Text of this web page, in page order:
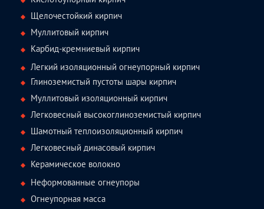
Щелочестойкий кирпич
Муллитовый кирпич
Карбид-кремниевый кирпич
Легкий изоляционный огнеупорный кирпич
Глиноземистый пустоты шары кирпич
Муллитовый изоляционный кирпич
Легковесный высокоглиноземистый кирпич
Шамотный теплоизоляционный кирпич
Легковесный динасовый кирпич
Керамическое волокно
Неформованные огнеупоры
Огнеупорная масса